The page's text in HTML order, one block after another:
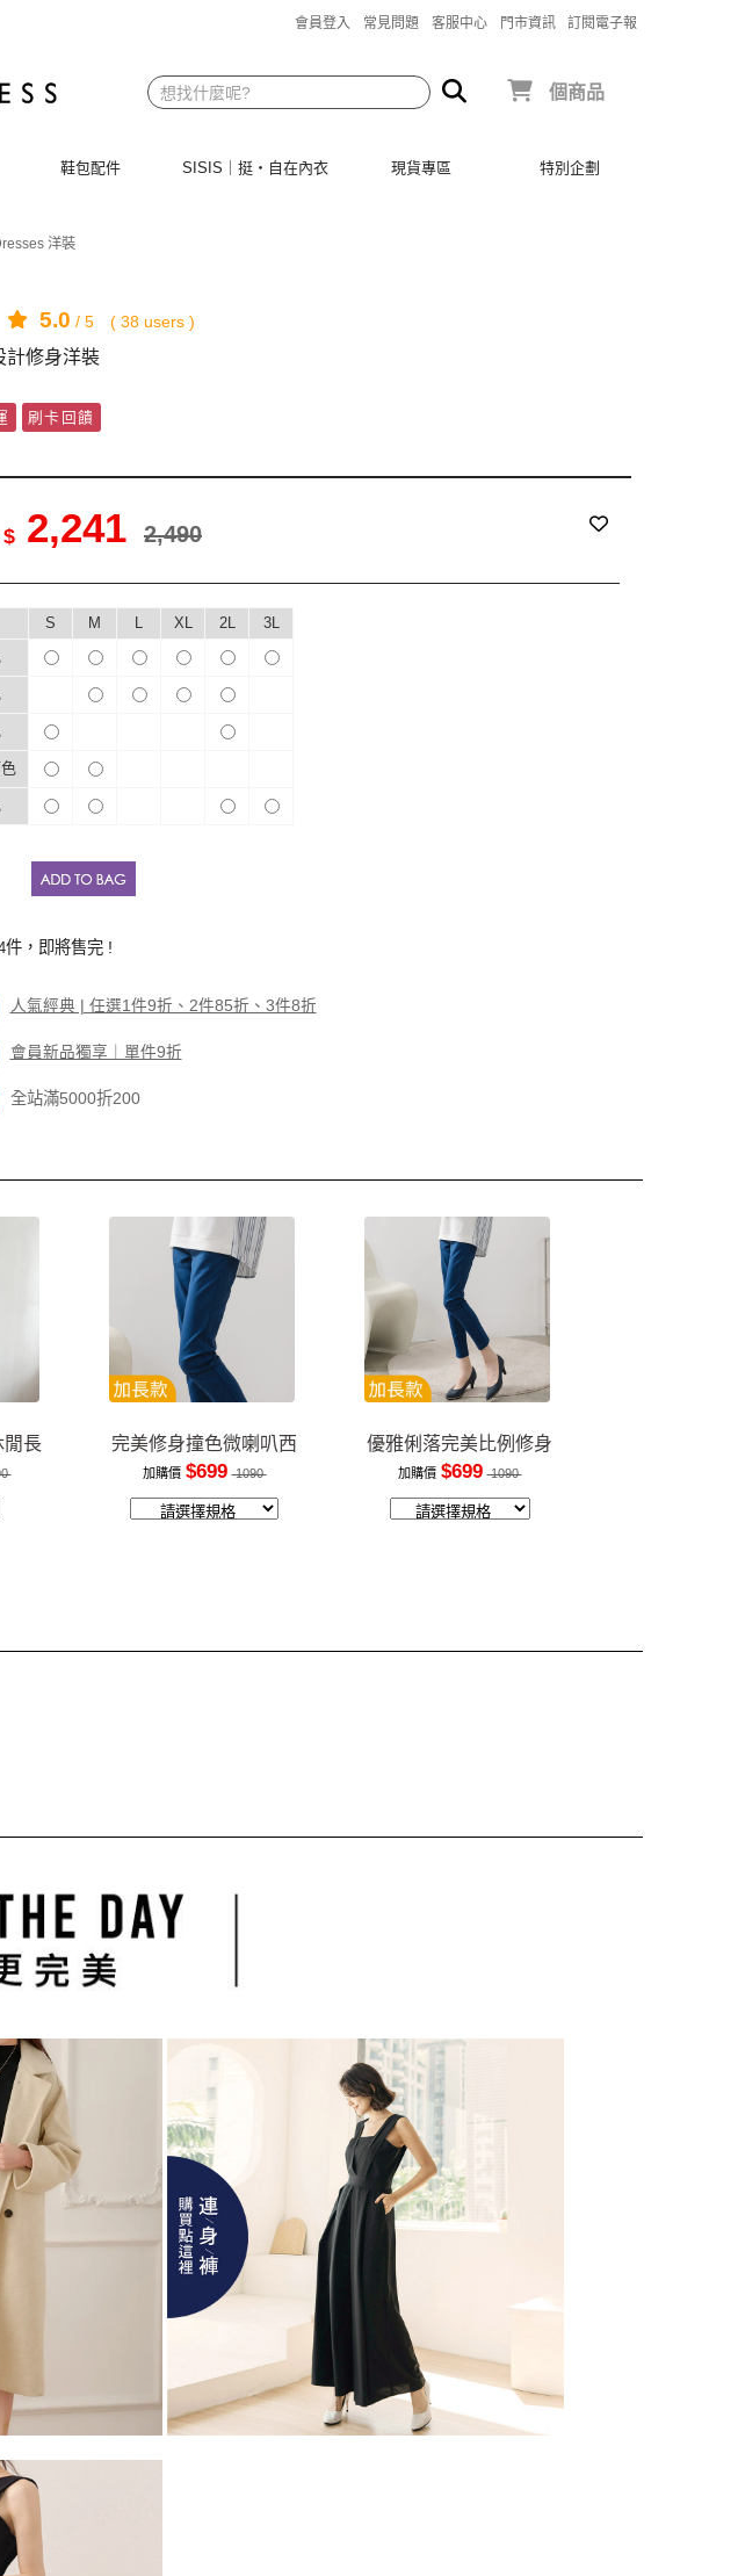
會員登入 常見問題 客服中心 門市資訊 訂閱電子報
個商品
鞋包配件 SISIS｜挺‧自在內衣 現貨專區 特別企劃
洋裝
5.0 / 5 ( 38 users )
計修身洋裝
刷卡回饋
2,241 2,490
S M L XL 2L
3L
件，即將售完 !
人氣經典 | 任選1件9折、2件85折、3件8折
會員新品獨享｜單件9折
全站滿5000折200
閒長
完美修身撞色微喇叭西
裝褲
加購價 $699 1090
優雅俐落完美比例修身
長褲
加購價 $699 1090